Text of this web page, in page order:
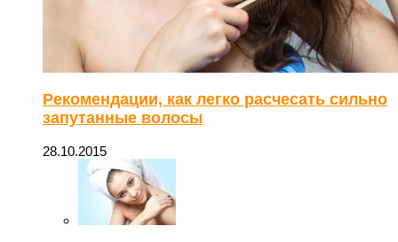
Рекомендации, как легко расчесать сильно
запутанные волосы
28.10.2015